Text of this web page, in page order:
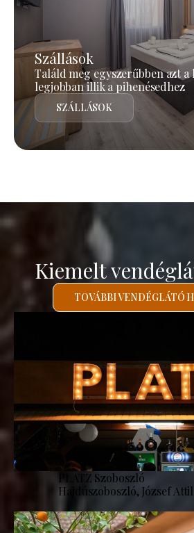
Szállások
Találd meg egyszerűbben azt a
legjobban illik a pihenésedhez
SZÁLLÁSOK
Kiemelt
TOVÁBBI VENDÉGLÁTÓ
PLATZ Szoboszló
Hajdúszoboszló, József